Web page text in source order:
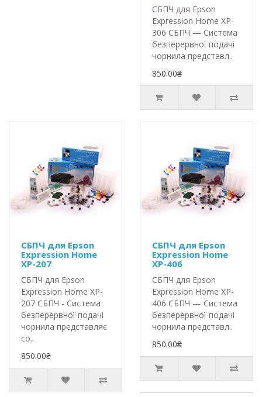
СБПЧ для Epson
Expression Home XP-
306 СБПЧ — Система
безперервної подачі
чорнила представл..
850.00₴
СБПЧ для Epson
Expression Home
XP-207
СБПЧ для Epson
Expression Home XP-
207 СБПЧ - Система
безперервної подачі
чорнила представляє
со..
850.00₴
СБПЧ для Epson
Expression Home
XP-406
СБПЧ для Epson
Expression Home XP-
406 СБПЧ — Система
безперервної подачі
чорнила представл..
850.00₴